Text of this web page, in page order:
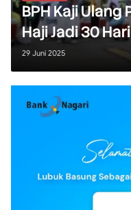
BPH Kaji
Haji Jadi 30 Hari
29 Juni 2025